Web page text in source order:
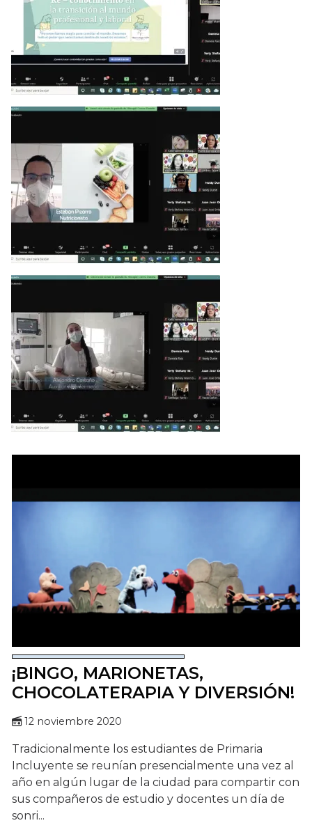
¡BINGO, MARIONETAS,
CHOCOLATERAPIA Y DIVERSIÓN!
12 noviembre 2020
Tradicionalmente los estudiantes de Primaria
Incluyente se reunían presencialmente una vez al
año en algún lugar de la ciudad para compartir con
sus compañeros de estudio y docentes un día de
sonri...